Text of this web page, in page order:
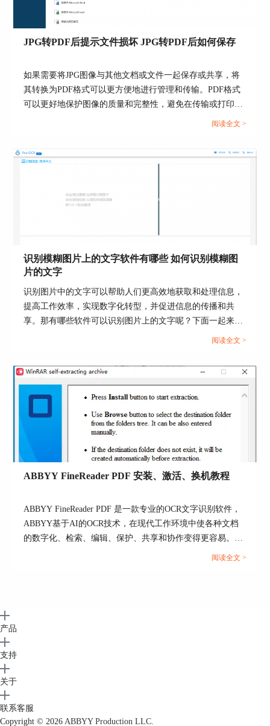
JPG转PDF后提示文件损坏 JPG转PDF后如何保存
如果需要将JPG图像与其他文档或文件一起保存或共享，将
其转换为PDF格式可以更方便地进行管理和传输。PDF格式
可以更好地保护图像的质量和完整性，避免在传输或打印过
程中出现失真或变形。在abbyy软件中将JPG文件转换为PDF
阅读全文 >
识别模糊图片上的文字软件有哪些 如何识别模糊图
片的文字
识别图片中的文字可以帮助人们更高效地获取和处理信息，
提高工作效率，实现数字化转型，并促进信息的传播和共
享。那有哪些软件可以识别图片上的文字呢？下面一起来了
解识别模糊图片上的文字软件有哪些，如何识别模糊图片的
阅读全文 >
ABBYY FineReader PDF 安装、激活、换机教程
ABBYY FineReader PDF 是一款专业的OCR文字识别软件，
ABBYY基于AI的OCR技术，在现代工作环境中使各种文档
的数字化、检索、编辑、保护、共享和协作变得更容易。减
少了由多种原因导致的效率低下，不可访问、不可查找的文
阅读全文 >
产品
支持
关于
联系客服
Copyright © 2026 ABBYY Production LLC.